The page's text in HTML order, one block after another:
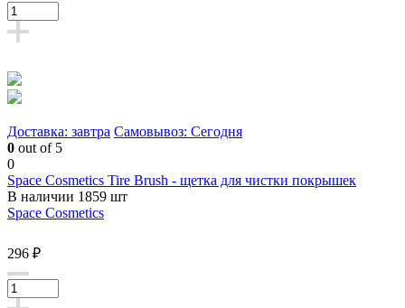
Доставка: завтра Самовывоз: Сегодня
0 out of 5
0
Space Cosmetics Tire Brush - щетка для чистки покрышек
В наличии 1859 шт
Space Cosmetics
296 ₽